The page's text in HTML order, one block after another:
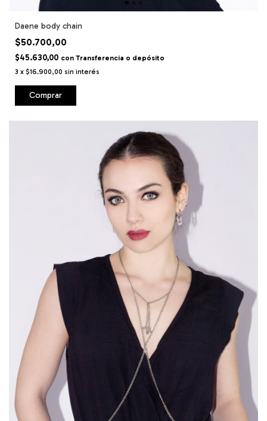
Daene body chain
$50.700,00
$45.630,00 con Transferencia o depósito
3 x $16.900,00 sin interés
Comprar